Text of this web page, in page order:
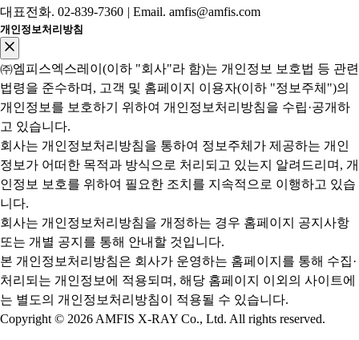
대표전화. 02-839-7360 | Email. amfis@amfis.com
개인정보처리방침
㈜엠피스엑스레이(이하 "회사"라 함)는 개인정보 보호법 등 관련
법령을 준수하며, 고객 및 홈페이지 이용자(이하 "정보주체")의
개인정보를 보호하기 위하여 개인정보처리방침을 수립·공개하
고 있습니다.
회사는 개인정보처리방침을 통하여 정보주체가 제공하는 개인
정보가 어떠한 목적과 방식으로 처리되고 있는지 알려드리며, 개
인정보 보호를 위하여 필요한 조치를 지속적으로 이행하고 있습
니다.
회사는 개인정보처리방침을 개정하는 경우 홈페이지 공지사항
또는 개별 공지를 통해 안내할 것입니다.
본 개인정보처리방침은 회사가 운영하는 홈페이지를 통해 수집·
처리되는 개인정보에 적용되며, 해당 홈페이지 이외의 사이트에
는 별도의 개인정보처리방침이 적용될 수 있습니다.
Copyright © 2026 AMFIS X-RAY Co., Ltd. All rights reserved.